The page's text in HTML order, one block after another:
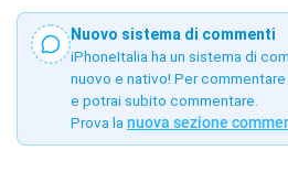
Nuovo sistema di commenti
iPhoneItalia ha un sistema di
nuovo e nativo! Per
e potrai subito commentare.
Prova la nuova sezione